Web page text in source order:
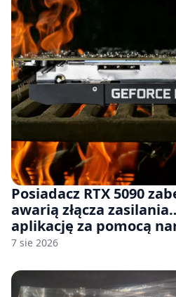
Posiadacz RTX 5090
awarią złącza
aplikację za pomocą
7 sie 2026